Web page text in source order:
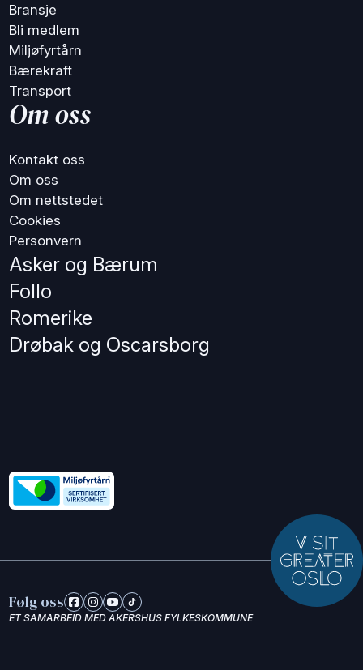
Bransje
Bli medlem
Miljøfyrtårn
Bærekraft
Transport
Om oss
Kontakt oss
Om oss
Om nettstedet
Cookies
Personvern
Asker og Bærum
Follo
Romerike
Drøbak og Oscarsborg
Følg oss
ET SAMARBEID MED AKERSHUS FYLKESKOMMUNE